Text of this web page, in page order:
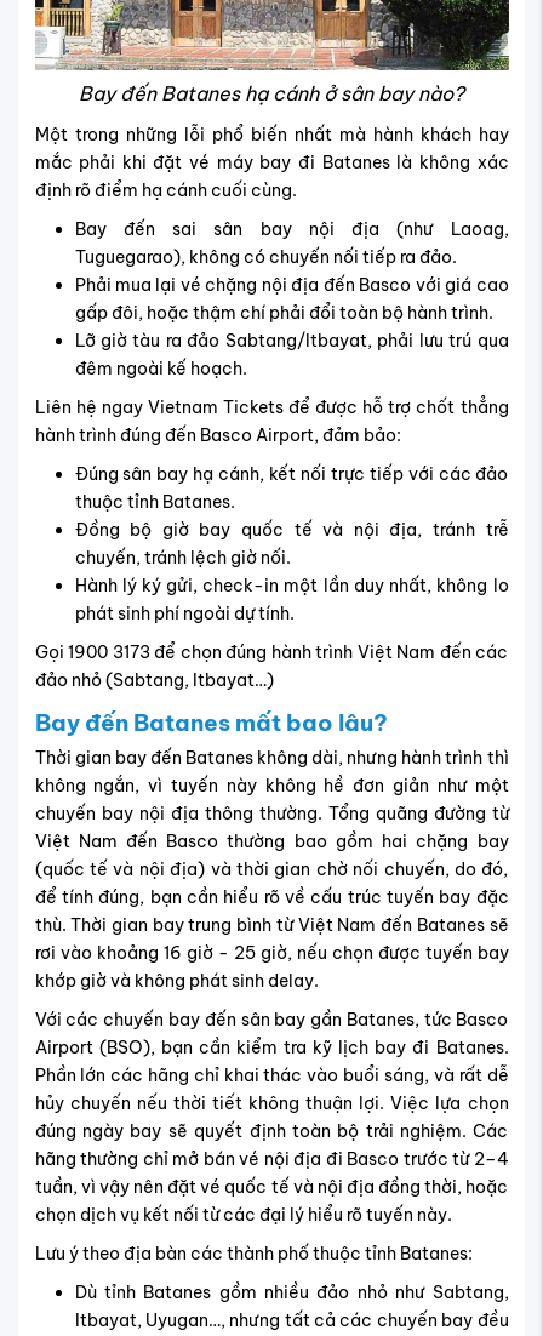
Bay đến Batanes hạ cánh ở sân bay nào?
Một trong những lỗi phổ biến nhất mà hành khách hay
mắc phải khi đặt vé máy bay đi Batanes là không xác
định rõ điểm hạ cánh cuối cùng.
Bay đến sai sân bay nội địa (như Laoag,
Tuguegarao), không có chuyến nối tiếp ra đảo.
Phải mua lại vé chặng nội địa đến Basco với giá cao
gấp đôi, hoặc thậm chí phải đổi toàn bộ hành trình.
Lỡ giờ tàu ra đảo Sabtang/Itbayat, phải lưu trú qua
đêm ngoài kế hoạch.
Liên hệ ngay Vietnam Tickets để được hỗ trợ chốt thẳng
hành trình đúng đến Basco Airport, đảm bảo:
Đúng sân bay hạ cánh, kết nối trực tiếp với các đảo
thuộc tỉnh Batanes.
Đồng bộ giờ bay quốc tế và nội địa, tránh trễ
chuyến, tránh lệch giờ nối.
Hành lý ký gửi, check-in một lần duy nhất, không lo
phát sinh phí ngoài dự tính.
Gọi 1900 3173 để chọn đúng hành trình Việt Nam đến các
đảo nhỏ (Sabtang, Itbayat…)
Bay đến Batanesmất bao lâu?
Thời gian bay đến Batanes không dài, nhưng hành trình thì
không ngắn, vì tuyến này không hề đơn giản như một
chuyến bay nội địa thông thường. Tổng quãng đường từ
Việt Nam đến Basco thường bao gồm hai chặng bay
(quốc tế và nội địa) và thời gian chờ nối chuyến, do đó,
để tính đúng, bạn cần hiểu rõ về cấu trúc tuyến bay đặc
thù. Thời gian bay trung bình từ Việt Nam đến Batanes sẽ
rơi vào khoảng 16 giờ - 25 giờ, nếu chọn được tuyến bay
khớp giờ và không phát sinh delay.
Với các chuyến bay đến sân bay gần Batanes, tức Basco
Airport (BSO), bạn cần kiểm tra kỹ lịch bay đi Batanes.
Phần lớn các hãng chỉ khai thác vào buổi sáng, và rất dễ
hủy chuyến nếu thời tiết không thuận lợi. Việc lựa chọn
đúng ngày bay sẽ quyết định toàn bộ trải nghiệm. Các
hãng thường chỉ mở bán vé nội địa đi Basco trước từ 2–4
tuần, vì vậy nên đặt vé quốc tế và nội địa đồng thời, hoặc
chọn dịch vụ kết nối từ các đại lý hiểu rõ tuyến này.
Lưu ý theo địa bàn các thành phố thuộc tỉnh Batanes:
Dù tỉnh Batanes gồm nhiều đảo nhỏ như Sabtang,
Itbayat, Uyugan…, nhưng tất cả các chuyến bay đều